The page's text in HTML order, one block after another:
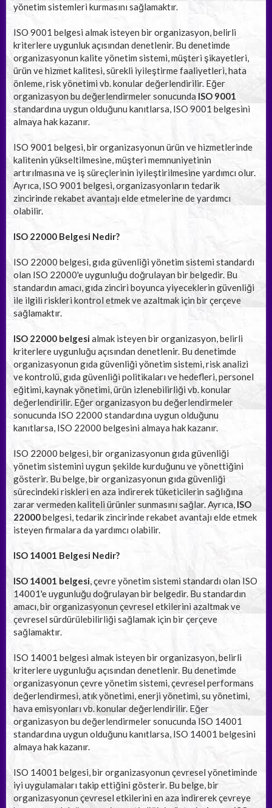
yönetim sistemleri kurmasını sağlamaktır.
ISO 9001 belgesi almak isteyen bir organizasyon, belirli
kriterlere uygunluk açısından denetlenir. Bu denetimde
organizasyonun kalite yönetim sistemi, müşteri şikayetleri,
ürün ve hizmet kalitesi, sürekli iyileştirme faaliyetleri, hata
önleme, risk yönetimi vb. konular değerlendirilir. Eğer
organizasyon bu değerlendirmeler sonucunda ISO 9001
standardına uygun olduğunu kanıtlarsa, ISO 9001 belgesini
almaya hak kazanır.
ISO 9001 belgesi, bir organizasyonun ürün ve hizmetlerinde
kalitenin yükseltilmesine, müşteri memnuniyetinin
artırılmasına ve iş süreçlerinin iyileştirilmesine yardımcı olur.
Ayrıca, ISO 9001 belgesi, organizasyonların tedarik
zincirinde rekabet avantajı elde etmelerine de yardımcı
olabilir.
ISO 22000 Belgesi Nedir?
ISO 22000 belgesi, gıda güvenliği yönetim sistemi standardı
olan ISO 22000'e uygunluğu doğrulayan bir belgedir. Bu
standardın amacı, gıda zinciri boyunca yiyeceklerin güvenliği
ile ilgili riskleri kontrol etmek ve azaltmak için bir çerçeve
sağlamaktır.
ISO 22000 belgesi almak isteyen bir organizasyon, belirli
kriterlere uygunluğu açısından denetlenir. Bu denetimde
organizasyonun gıda güvenliği yönetim sistemi, risk analizi
ve kontrolü, gıda güvenliği politikaları ve hedefleri, personel
eğitimi, kaynak yönetimi, ürün izlenebilirliği vb. konular
değerlendirilir. Eğer organizasyon bu değerlendirmeler
sonucunda ISO 22000 standardına uygun olduğunu
kanıtlarsa, ISO 22000 belgesini almaya hak kazanır.
ISO 22000 belgesi, bir organizasyonun gıda güvenliği
yönetim sistemini uygun şekilde kurduğunu ve yönettiğini
gösterir. Bu belge, bir organizasyonun gıda güvenliği
sürecindeki riskleri en aza indirerek tüketicilerin sağlığına
zarar vermeden kaliteli ürünler sunmasını sağlar. Ayrıca, ISO
22000belgesi, tedarik zincirinde rekabet avantajı elde etmek
isteyen firmalara da yardımcı olabilir.
ISO 14001 Belgesi Nedir?
ISO 14001 belgesi , çevre yönetim sistemi standardı olan ISO
14001'e uygunluğu doğrulayan bir belgedir. Bu standardın
amacı, bir organizasyonun çevresel etkilerini azaltmak ve
çevresel sürdürülebilirliği sağlamak için bir çerçeve
sağlamaktır.
ISO 14001 belgesi almak isteyen bir organizasyon, belirli
kriterlere uygunluğu açısından denetlenir. Bu denetimde
organizasyonun çevre yönetim sistemi, çevresel performans
değerlendirmesi, atık yönetimi, enerji yönetimi, su yönetimi,
hava emisyonları vb. konular değerlendirilir. Eğer
organizasyon bu değerlendirmeler sonucunda ISO 14001
standardına uygun olduğunu kanıtlarsa, ISO 14001 belgesini
almaya hak kazanır.
ISO 14001 belgesi, bir organizasyonun çevresel yönetiminde
iyi uygulamaları takip ettiğini gösterir. Bu belge, bir
organizasyonun çevresel etkilerini en aza indirerek çevreye